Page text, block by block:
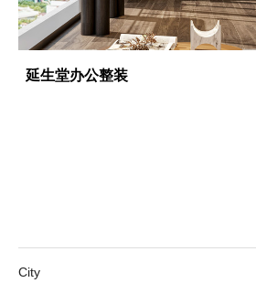
延生堂办公整装
City